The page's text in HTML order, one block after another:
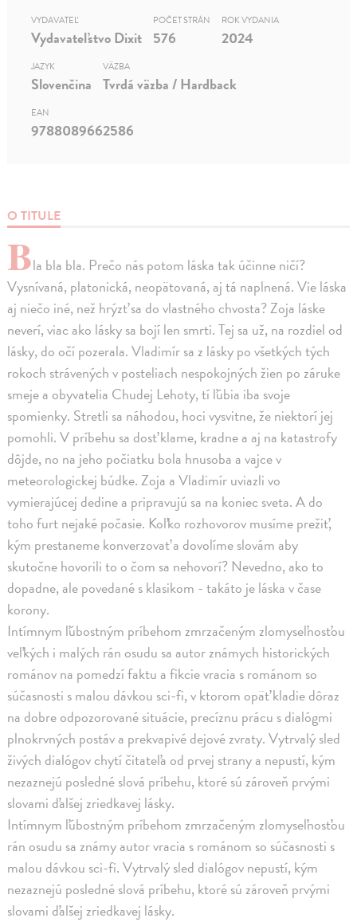
O TITULE
Bla bla bla. Prečo nás potom láska tak účinne ničí?
Vysnívaná, platonická, neopätovaná, aj tá naplnená. Vie láska
aj niečo iné, než hrýzť sa do vlastného chvosta? Zoja láske
neverí, viac ako lásky sa bojí len smrti. Tej sa už, na rozdiel od
lásky, do očí pozerala. Vladimír sa z lásky po všetkých tých
rokoch strávených v posteliach nespokojných žien po záruke
smeje a obyvatelia Chudej Lehoty, tí ľúbia iba svoje
spomienky. Stretli sa náhodou, hoci vysvitne, že niektorí jej
pomohli. V príbehu sa dosť klame, kradne a aj na katastrofy
dôjde, no na jeho počiatku bola hnusoba a vajce v
meteorologickej búdke. Zoja a Vladimír uviazli vo
vymierajúcej dedine a pripravujú sa na koniec sveta. A do
toho furt nejaké počasie. Koľko rozhovorov musíme prežiť,
kým prestaneme konverzovať a dovolíme slovám aby
skutočne hovorili to o čom sa nehovorí? Nevedno, ako to
dopadne, ale povedané s klasikom - takáto je láska v čase
korony.
Intímnym ľúbostným príbehom zmrzačeným zlomyseľnosťou
veľkých i malých rán osudu sa autor známych historických
románov na pomedzí faktu a fikcie vracia s románom so
súčasnosti s malou dávkou sci-fi, v ktorom opäť kladie dôraz
na dobre odpozorované situácie, precíznu prácu s dialógmi
plnokrvných postáv a prekvapivé dejové zvraty. Vytrvalý sled
živých dialógov chytí čitateľa od prvej strany a nepustí, kým
nezaznejú posledné slová príbehu, ktoré sú zároveň prvými
slovami ďalšej zriedkavej lásky.
Intímnym ľúbostným príbehom zmrzačeným zlomyseľnosťou
rán osudu sa známy autor vracia s románom so súčasnosti s
malou dávkou sci-fi. Vytrvalý sled dialógov nepustí, kým
nezaznejú posledné slová príbehu, ktoré sú zároveň prvými
slovami ďalšej zriedkavej lásky.
VYDAVATEĽ
Vydavateľstvo Dixit
POČET STRÁN
576
ROK VYDANIA
2024
JAZYK
Slovenčina
VÄZBA
Tvrdá väzba / Hardback
EAN
9788089662586